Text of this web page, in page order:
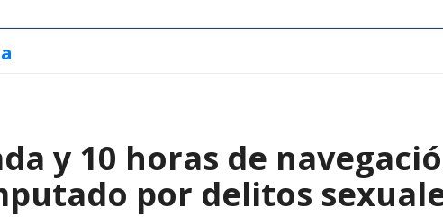
y 10 horas de
por delitos